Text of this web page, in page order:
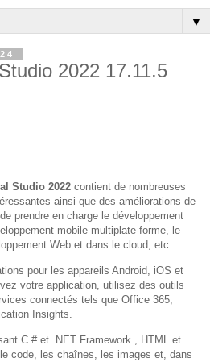
▼
2022 17.11.5
Studio 2022 contient de nombreuses
ainsi que des améliorations de
prendre en charge le développement
mobile multiplate-forme, le
Web et dans le cloud, etc.
pour les appareils Android, iOS et
votre application, utilisez des outils
connectés tels que Office 365,
Insights.
C # et .NET Framework , HTML et
code, les chaînes, les images et, dans